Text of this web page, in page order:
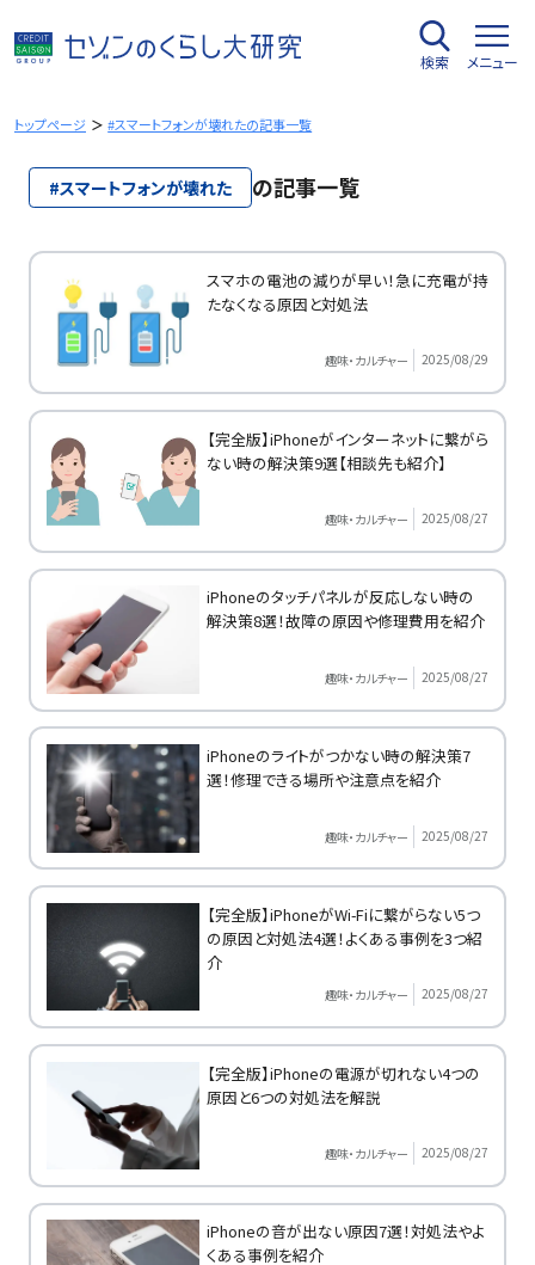
容
を
キ
検索 メニュー
トップページ #スマートフォンが壊れたの記事一覧
#スマートフォンが壊れた の記事一覧
スマホの電池の減りが早い！急に充電が持
たなくなる原因と対処法
趣味・カルチャー 2025/08/29
【完全版】iPhoneがインターネットに繋がら
ない時の解決策9選【相談先も紹介】
趣味・カルチャー 2025/08/27
iPhoneのタッチパネルが反応しない時の
解決策8選！故障の原因や修理費用を紹介
趣味・カルチャー 2025/08/27
iPhoneのライトがつかない時の解決策7
選！修理できる場所や注意点を紹介
趣味・カルチャー 2025/08/27
【完全版】iPhoneがWi-Fiに繋がらない5つ
の原因と対処法4選！よくある事例を3つ紹
介
趣味・カルチャー 2025/08/27
【完全版】iPhoneの電源が切れない4つの
原因と6つの対処法を解説
趣味・カルチャー 2025/08/27
iPhoneの音が出ない原因7選！対処法やよ
くある事例を紹介